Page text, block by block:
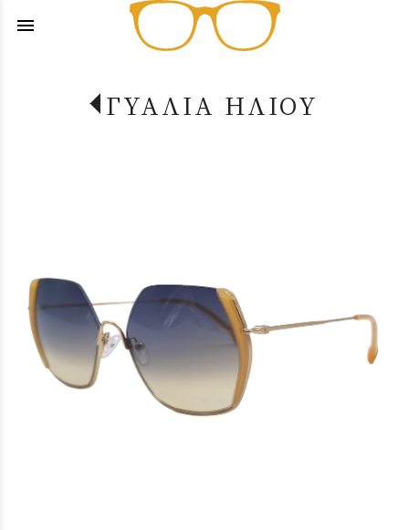
menu
ΓΥΑΛΙΑ ΗΛΙΟΥ